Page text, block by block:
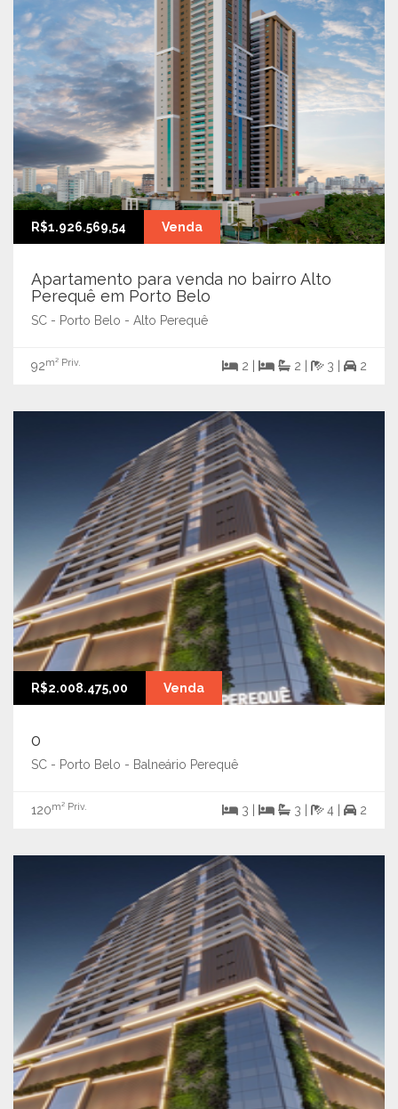
R$1.926.569,54 Venda
Apartamento para venda no bairro Alto
Perequê em Porto Belo
SC - Porto Belo - Alto Perequê
92m² Priv. 2 | 2 | 3 | 2
R$2.008.475,00 Venda
0
SC - Porto Belo - Balneário Perequê
120m² Priv. 3 | 3 | 4 | 2